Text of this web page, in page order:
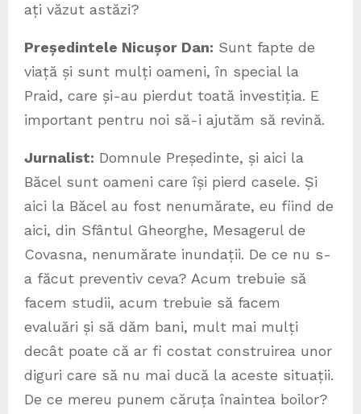
ați văzut astăzi?
Președintele Nicușor Dan: Sunt fapte de
viață și sunt mulți oameni, în special la
Praid, care și-au pierdut toată investiția. E
important pentru noi să-i ajutăm să revină.
Jurnalist: Domnule Președinte, și aici la
Băcel sunt oameni care își pierd casele. Și
aici la Băcel au fost nenumărate, eu fiind de
aici, din Sfântul Gheorghe, Mesagerul de
Covasna, nenumărate inundații. De ce nu s-
a făcut preventiv ceva? Acum trebuie să
facem studii, acum trebuie să facem
evaluări și să dăm bani, mult mai mulți
decât poate că ar fi costat construirea unor
diguri care să nu mai ducă la aceste situații.
De ce mereu punem căruța înaintea boilor?